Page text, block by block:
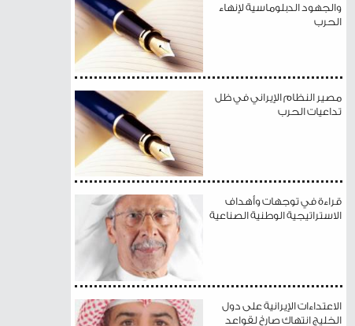
والجهود الدبلوماسية لإنهاء
الحرب
مصير النظام الإيراني في ظل
تداعيات الحرب
قراءة في توجهات وأهداف
الاستراتيجية الوطنية الصناعية
الاعتداءات الإيرانية على دول
الخليج انتهاك صارخ لقواعد